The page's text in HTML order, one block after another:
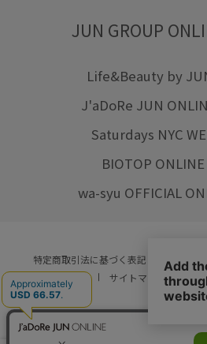
JUN GROUP
Life&Beauty by
J'aDoRe JUN
Saturdays NYC
BIOTOP ONLINE
wa-syu OFFICIAL
特定商取引法に基づく表記 プライバ
ご利用規約
サイトマップ リ